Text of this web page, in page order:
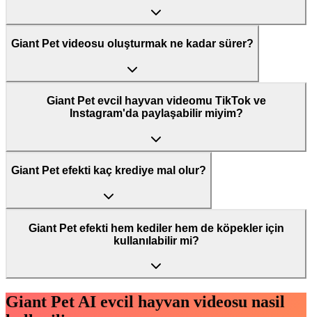
Giant Pet videosu oluşturmak ne kadar sürer?
Giant Pet evcil hayvan videomu TikTok ve
Instagram'da paylaşabilir miyim?
Giant Pet efekti kaç krediye mal olur?
Giant Pet efekti hem kediler hem de köpekler için
kullanılabilir mi?
Giant Pet AI evcil hayvan videosu nasil